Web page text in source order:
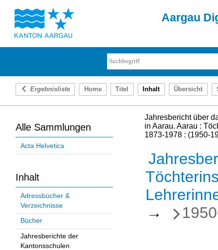
Aargau
Ergebnisliste Home Titel Inhalt Übersicht
Alle Sammlungen
Acta Helvetica
Inhalt
Adressbücher &
Verzeichnisse
Bücher
Jahresberichte der
Kantonsschulen
Jahresbericht über
in Aarau. Aarau :
1873-1978 : (1950-
→